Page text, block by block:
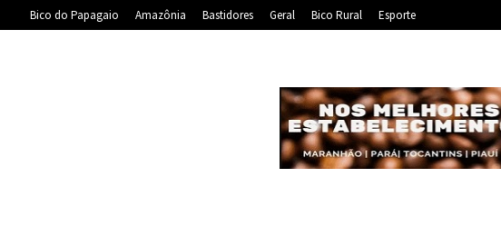
Bico do Papagaio Amazônia Bastidores Geral Bico Rural Esporte